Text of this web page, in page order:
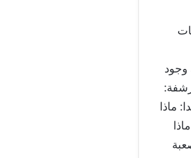
وجود
ماذا